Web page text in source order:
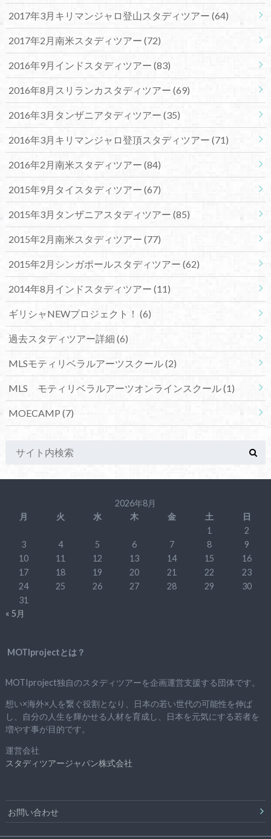
2017年3月キリマンジャロ登山スタディツアー (64)
2017年2月南米スタディツアー (72)
2016年9月インドスタディツアー (83)
2016年8月スリランカスタディツアー (69)
2016年3月タンザニアタディツアー (35)
2016年3月キリマンジャロ登頂スタディツアー (71)
2016年2月南米スタディツアー (84)
2015年9月タイスタディツアー (67)
2015年3月タンザニアスタディツアー (85)
2015年2月南米スタディツアー (77)
2015年2月シンガポールスタディツアー (62)
2014年8月インドスタディツアー (11)
ギリシャNEWプロジェクト！ (6)
過去スタディツアー詳細 (6)
MLSモティリベラルアーツスクール(2)
MLS モティリベラルアーツオンラインスクール(1)
MOECAMP (7)
2026年8月
月
火 水 木 金 土
日
1
2
3
4 5 6 7 8
9
10
11 12 13 14 15
16
17
18 19 20 21 22
23
24
25 26 27 28 29
30
31
« 5月
MOTIprojectとは？
MOTIproject独自のスタディツアーを企画運営支援する団体です。
想い×海外×人を繋ぐ役割となり、日本の若い世代の可能性を伸ば
し、自分の人生を輝かせる人材を育成し、日本を元気にする若者を
増やす事が目的です。
運営会社
スタディツアージャパン株式会社
お問い合わせ